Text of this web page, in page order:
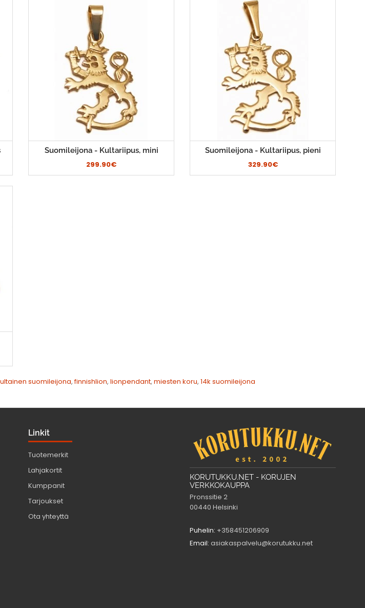
Suomileijona - Kultariipus, mini
299.90€
Suomileijona - Kultariipus, pieni
329.90€
suomileijona,finnishlion, lionpendant, miesten koru, 14k suomileijona
Linkit
Tuotemerkit
Lahjakortit
Kumppanit
Tarjoukset
Ota yhteyttä
KORUTUKKU.NET - KORUJEN
VERKKOKAUPPA
Pronssitie 2
00440 Helsinki
Puhelin: +358451206909
Email: asiakaspalvelu@korutukku.net